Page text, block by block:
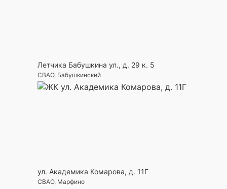
Летчика Бабушкина ул., д. 29 к. 5
СВАО, Бабушкинский
ул. Академика Комарова, д. 11Г
СВАО, Марфино